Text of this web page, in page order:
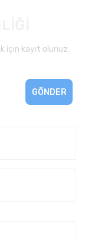
için kayıt olunuz.
GÖNDER